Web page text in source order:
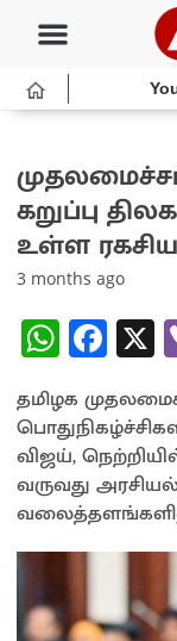
கறுப்பு
உள்ள
3 months ago
W
h
at
sA
p
p
Fa
ce
b
o
o
k
X
தமிழக
விஜய்,
வருவது